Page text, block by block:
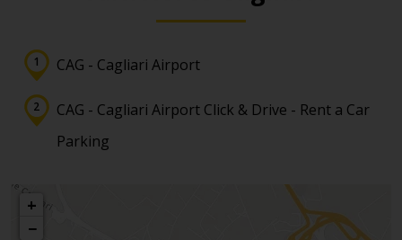
CAG - Cagliari Airport
CAG - Cagliari Airport Click & Drive - Rent a Car
Parking
+
−